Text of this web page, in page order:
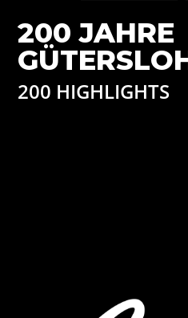
200 JAHRE
200 HIGHLIGHTS